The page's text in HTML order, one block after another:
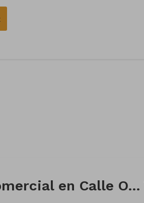
Local comercial en Calle OTERO PEDRAIO